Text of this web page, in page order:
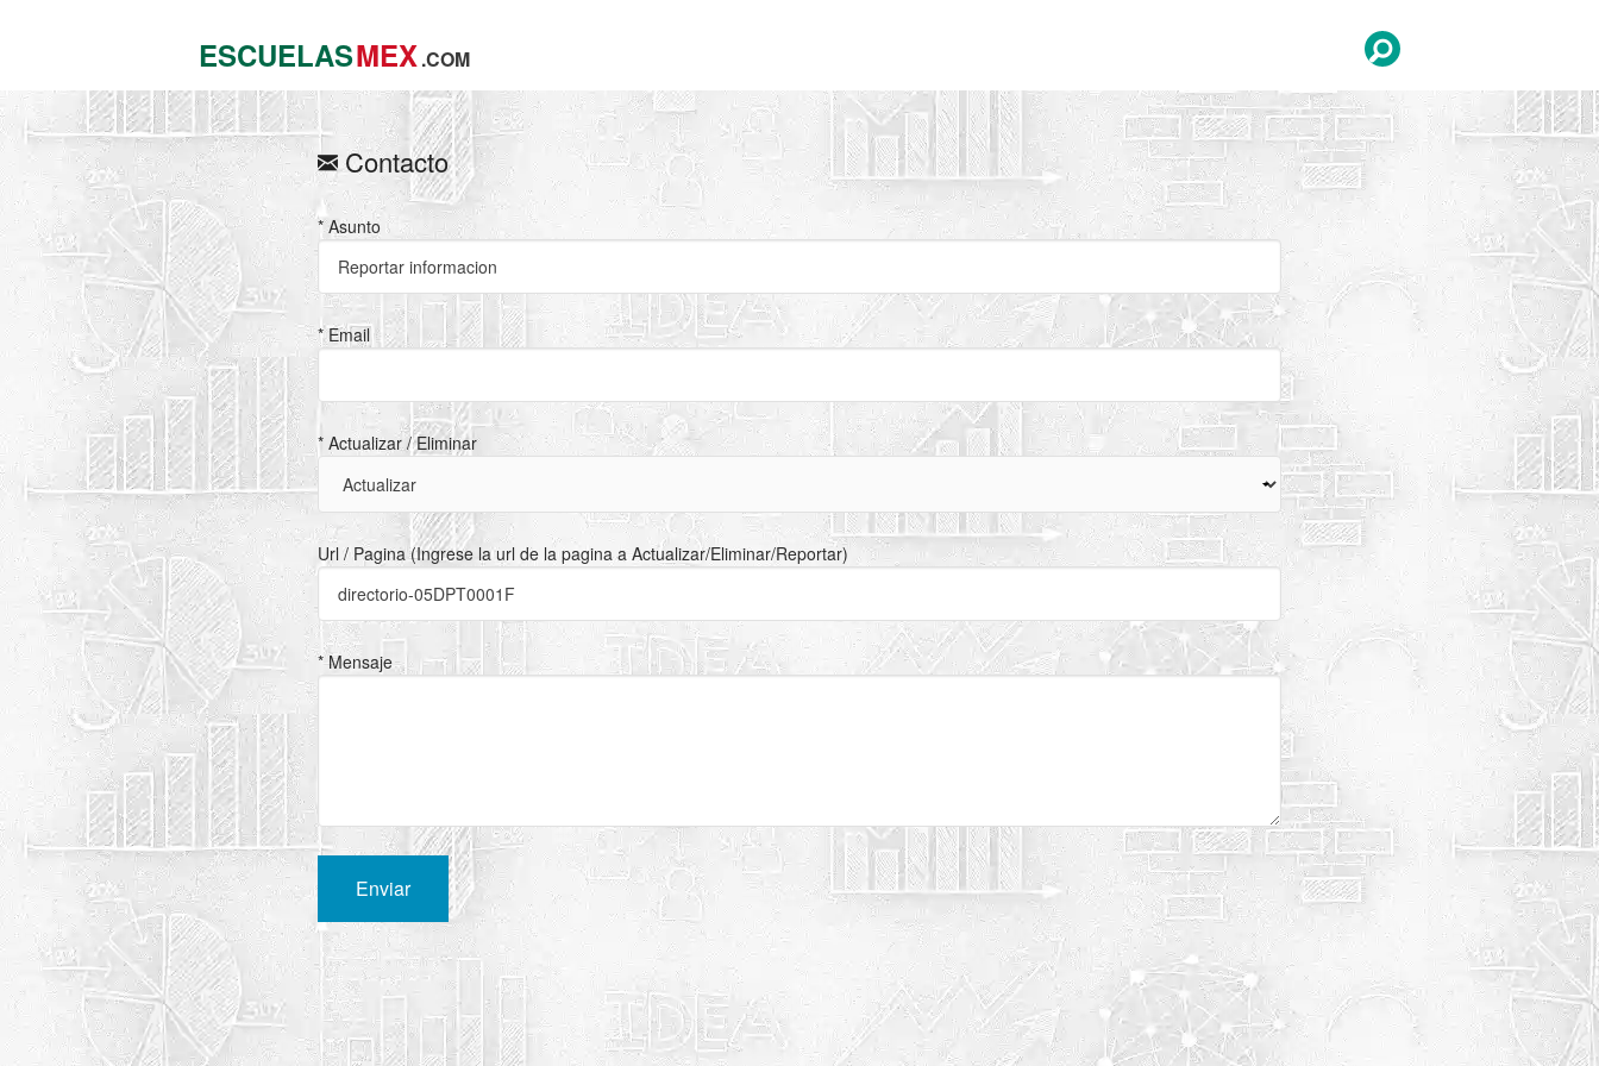
ESCUELASMEX.COM
Contacto
* Asunto
* Email
* Actualizar / Eliminar
Url / Pagina (Ingrese la url de la pagina a Actualizar/Eliminar/Reportar)
* Mensaje
Enviar